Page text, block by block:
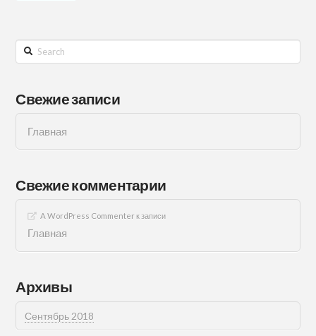
Search
Свежие записи
Главная
Свежие комментарии
A WordPress Commenterк записи
Главная
Архивы
Сентябрь 2018